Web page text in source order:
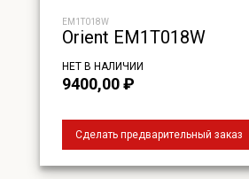
EM1T018W
Orient EM1T018W
НЕТ В НАЛИЧИИ
9400,00₽
Сделать предварительный заказ